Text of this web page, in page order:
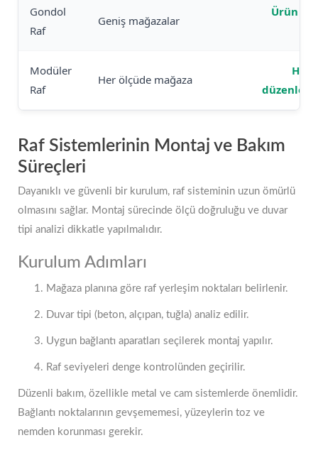
Gondol
Raf
Geniş mağazalar
Ürün
Modüler
Raf
Her ölçüde mağaza
Raf Sistemlerinin Montaj ve Bakım
Süreçleri
Dayanıklı ve güvenli bir kurulum, raf sisteminin uzun ömürlü
olmasını sağlar. Montaj sürecinde ölçü doğruluğu ve duvar
tipi analizi dikkatle yapılmalıdır.
Kurulum Adımları
Mağaza planına göre raf yerleşim noktaları belirlenir.
Duvar tipi (beton, alçıpan, tuğla) analiz edilir.
Uygun bağlantı aparatları seçilerek montaj yapılır.
Raf seviyeleri denge kontrolünden geçirilir.
Düzenli bakım, özellikle metal ve cam sistemlerde önemlidir.
Bağlantı noktalarının gevşememesi, yüzeylerin toz ve
nemden korunması gerekir.